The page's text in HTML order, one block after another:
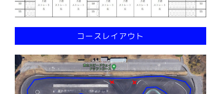
コースレイアウト